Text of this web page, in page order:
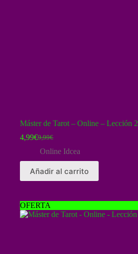
Máster de Tarot – Online – Lección 2
9,99€
El
precio
original
era:
4,99€El
precio
actual
es:
Online Idcea
Añadir al carrito
OFERTA